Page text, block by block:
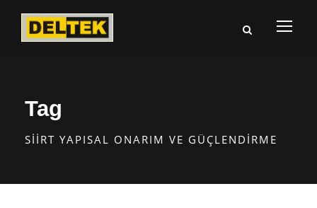
Tag
SIIRT YAPISAL ONARIM VE GÜÇLENDIRME